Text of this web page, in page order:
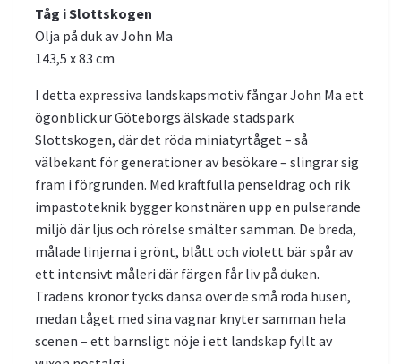
Tåg i Slottskogen
Olja på duk av John Ma
143,5 x 83 cm
I detta expressiva landskapsmotiv fångar John Ma ett
ögonblick ur Göteborgs älskade stadspark
Slottskogen, där det röda miniatyrtåget – så
välbekant för generationer av besökare – slingrar sig
fram i förgrunden. Med kraftfulla penseldrag och rik
impastoteknik bygger konstnären upp en pulserande
miljö där ljus och rörelse smälter samman. De breda,
målade linjerna i grönt, blått och violett bär spår av
ett intensivt måleri där färgen får liv på duken.
Trädens kronor tycks dansa över de små röda husen,
medan tåget med sina vagnar knyter samman hela
scenen – ett barnsligt nöje i ett landskap fyllt av